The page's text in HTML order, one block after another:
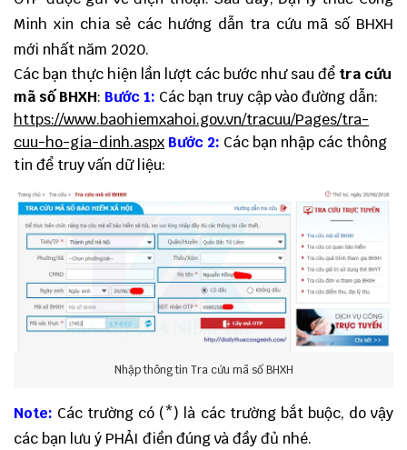
Minh xin chia sẻ các hướng dẫn tra cứu mã số BHXH
mới nhất năm 2020.
Các bạn thực hiện lần lượt các bước như sau để tra cứu
mã số BHXH: Bước 1: Các bạn truy cập vào đường dẫn:
https://www.baohiemxahoi.gov.vn/tracuu/Pages/tra-
cuu-ho-gia-dinh.aspx Bước 2: Các bạn nhập các thông
tin để truy vấn dữ liệu:
Nhập thông tin Tra cứu mã số BHXH
Note: Các trường có (*) là các trường bắt buộc, do vậy
các bạn lưu ý PHẢI điền đúng và đầy đủ nhé.